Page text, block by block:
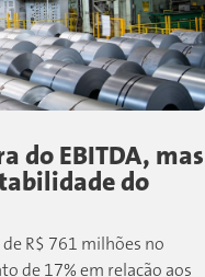
do EBITDA, mas
do
R$ 761 milhões no
de 17% em relação aos